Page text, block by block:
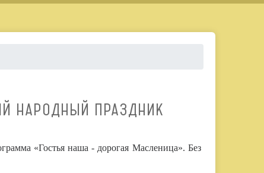
НАРОДНЫЙ ПРАЗДНИК
«Гостья наша - дорогая Масленица». Без